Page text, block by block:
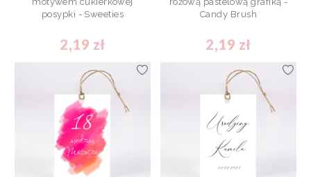
posypki - Sweeties
2,19 zł
Candy Brush
2,19 zł